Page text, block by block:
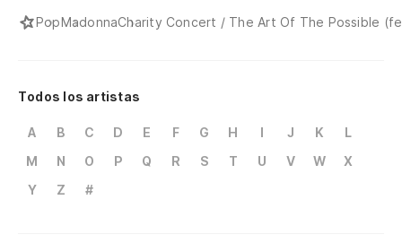
PopMadonnaCharity Concert / The Art Of The Possible
Todos los artistas
A B C D E F G H I J K
L
M
N O P Q R S T U V W
X
Y
Z #